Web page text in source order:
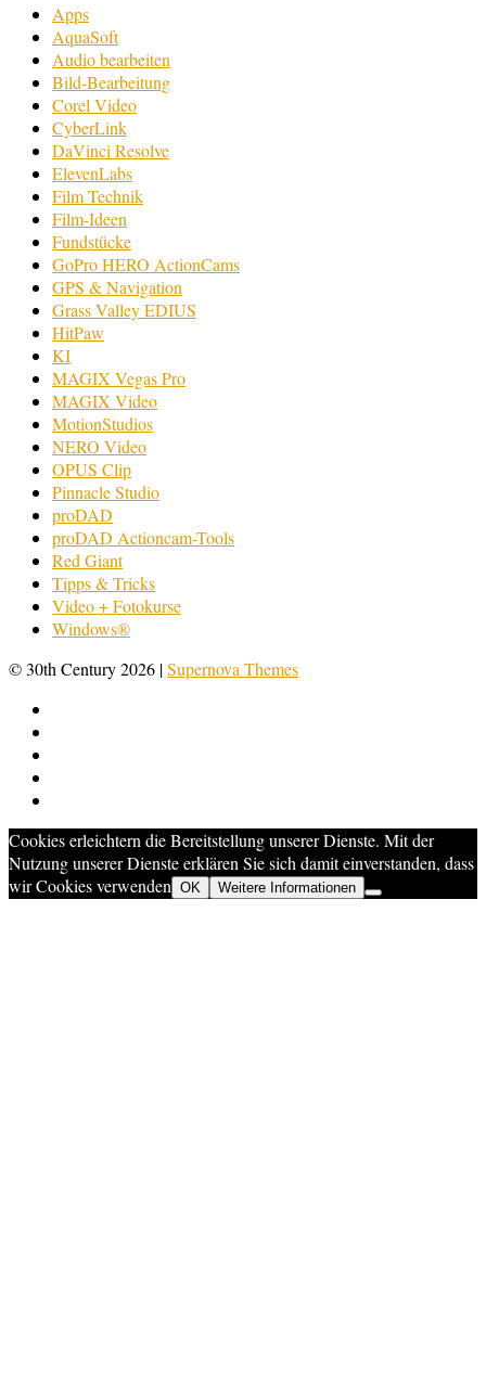
Apps
AquaSoft
Audio bearbeiten
Bild-Bearbeitung
Corel Video
CyberLink
DaVinci Resolve
ElevenLabs
Film Technik
Film-Ideen
Fundstücke
GoPro HERO ActionCams
GPS & Navigation
Grass Valley EDIUS
HitPaw
KI
MAGIX Vegas Pro
MAGIX Video
MotionStudios
NERO Video
OPUS Clip
Pinnacle Studio
proDAD
proDAD Actioncam-Tools
Red Giant
Tipps & Tricks
Video + Fotokurse
Windows®
© 30th Century 2026 |Supernova Themes
Cookies erleichtern die Bereitstellung unserer Dienste. Mit der
Nutzung unserer Dienste erklären Sie sich damit einverstanden, dass
wir Cookies verwenden OK Weitere Informationen